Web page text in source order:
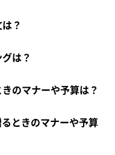
？
は？
のマナーや予算は？
ときのマナーや予算